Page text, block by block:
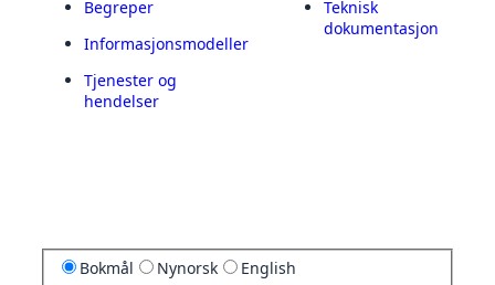
Begreper
Informasjonsmodeller
Tjenester og
hendelser
Teknisk
dokumentasjon
Bokmål Nynorsk English